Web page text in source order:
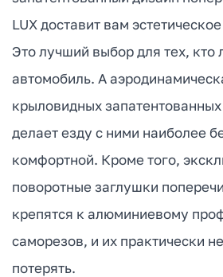
LUX доставит вам
Это лучший выбор для тех, кто
автомобиль. А
крыловидных
делает езду с ними наиболее
комфортной. Кроме того,
поворотные заглушки
крепятся к алюминиевому
саморезов, и их практически
потерять.